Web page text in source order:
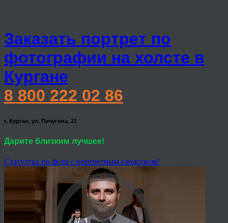
Заказать портрет по
фотографии на холсте в
Кургане
8 800 222 02 86
г. Курган, ул. Пичугина, 21
Дарите близким лучшее!
Статуэтка по фото с портретным сходством!